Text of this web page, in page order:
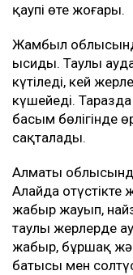
қаупі өте жоғары.
Жамбыл
ысиды. Таулы
күтіледі, кей
күшейеді.
басым бөлігінде
сақталады.
Алматы
Алайда
жаңбыр жауып,
таулы жерлерде
жаңбыр, бұршақ
батысы мен